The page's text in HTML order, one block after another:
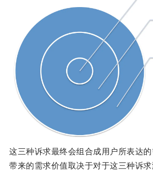
这三种诉求最终会组合成用户所表达
带来的需求价值取决于对于这三种诉